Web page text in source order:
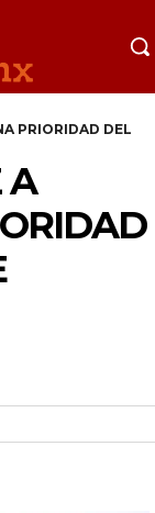
PRIORIDAD DEL
A